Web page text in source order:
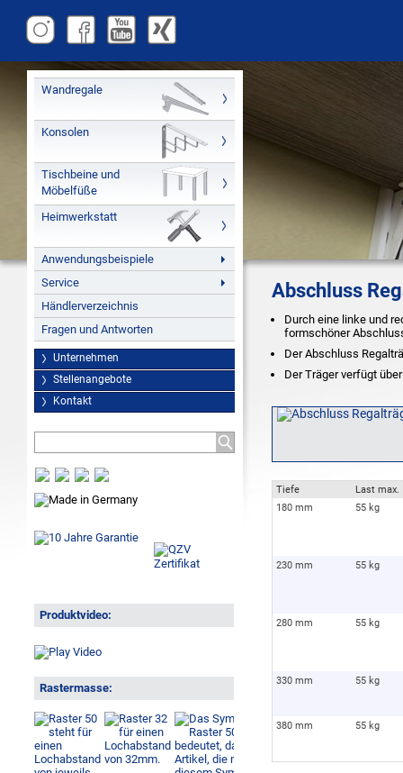
Wandregale
Konsolen
Tischbeine und
Möbelfüße
Heimwerkstatt
Anwendungsbeispiele
Service
Händlerverzeichnis
Fragen und Antworten
Unternehmen
Stellenangebote
Kontakt
Produktvideo:
Rastermasse:
Abschluss
Durch eine linke und
formschöner
Der Abschluss
Der Träger verfügt
Tiefe
Last max.
180 mm
55 kg
230 mm 55 kg
280 mm 55 kg
330 mm 55 kg
380 mm 55 kg